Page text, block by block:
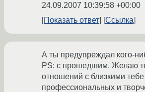
24.09.2007 10:39:58 +00:00
Показать ответ
Ссылка
А ты предупреждал кого-
PS: с прошедшим. Желаю
отношений с близкими
профессиональных и